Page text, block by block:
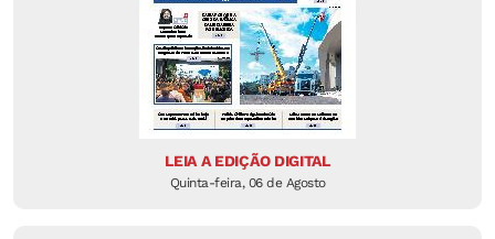
LEIA A EDIÇÃO DIGITAL
Quinta-feira, 06 de Agosto